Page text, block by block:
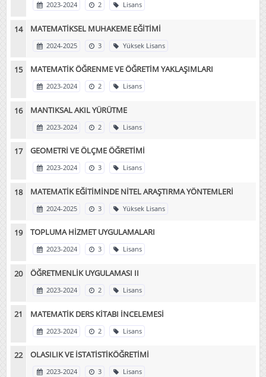
2023-2024 2 Lisans
MATEMATİKSEL MUHAKEME EĞİTİMİ
2024-2025 3 Yüksek Lisans
MATEMATİK ÖĞRENME VE ÖĞRETİM YAKLAŞIMLARI
2023-2024 2 Lisans
MANTIKSAL AKIL YÜRÜTME
2023-2024 2 Lisans
GEOMETRİ VE ÖLÇME ÖĞRETİMİ
2023-2024 3 Lisans
MATEMATİK EĞİTİMİNDE NİTEL ARAŞTIRMA YÖNTEMLERİ
2024-2025 3 Yüksek Lisans
TOPLUMA HİZMET UYGULAMALARI
2023-2024 3 Lisans
ÖĞRETMENLİK UYGULAMASI II
2023-2024 2 Lisans
MATEMATİK DERS KİTABI İNCELEMESİ
2023-2024 2 Lisans
OLASILIK VE İSTATİSTİKÖĞRETİMİ
2023-2024 3 Lisans